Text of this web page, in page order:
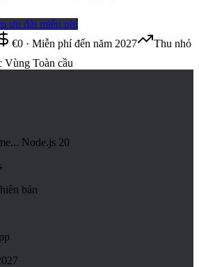
ưu đãi miễn phí
€0 · Miễn phí đến năm 2027
Thu nhỏ
Vùng Toàn cầu
Node.js 20
bản